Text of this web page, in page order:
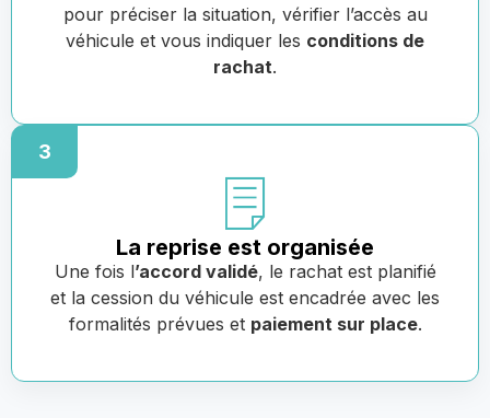
pour préciser la situation, vérifier l’accès au
véhicule et vous indiquer les conditions de
rachat.
3
La reprise est organisée
Une fois l’accord validé, le rachat est planifié
et la cession du véhicule est encadrée avec les
formalités prévues et paiement sur place.